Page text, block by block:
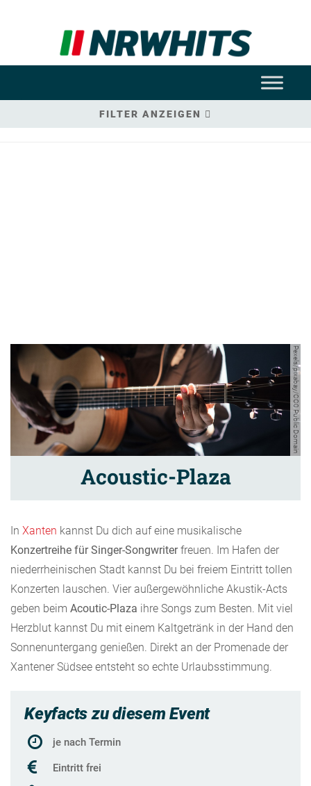
FILTER ANZEIGEN
Pexels/pixabay/CC0 Public Domain
Acoustic-Plaza
In Xanten kannst Du dich auf eine musikalische
Konzertreihe für Singer-Songwriterfreuen. Im Hafen der
niederrheinischen Stadt kannst Du bei freiem Eintritt tollen
Konzerten lauschen. Vier außergewöhnliche Akustik-Acts
geben beim Acoutic-Plaza ihre Songs zum Besten. Mit viel
Herzblut kannst Du mit einem Kaltgetränk in der Hand den
Sonnenuntergang genießen. Direkt an der Promenade der
Xantener Südsee entsteht so echte Urlaubsstimmung.
Keyfacts zu diesem Event
je nach Termin
Eintritt frei